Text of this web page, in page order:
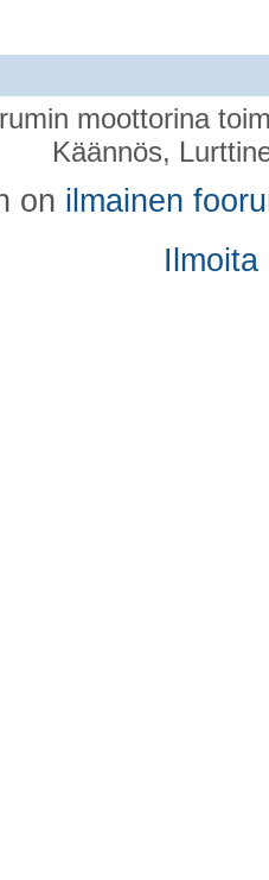
moottorina
Käännös,
on ilmainen